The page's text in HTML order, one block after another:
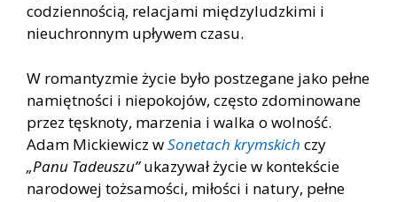
codziennością, relacjami międzyludzkimi i
nieuchronnym upływem czasu.
W romantyzmie życie było postzegane jako pełne
namiętności i niepokojów, często zdominowane
przez tęsknoty, marzenia i walka o wolność.
Adam Mickiewicz wSonetach krymskich czy
„Panu Tadeuszu”ukazywał życie w kontekście
narodowej tożsamości, miłości i natury, pełne